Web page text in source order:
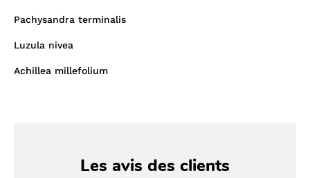
Pachysandra terminalis
Luzula nivea
Achillea millefolium
Les avis des clients